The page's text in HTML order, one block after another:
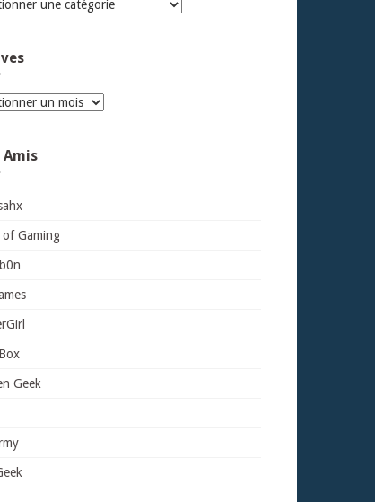
Amis
of Gaming
Geek